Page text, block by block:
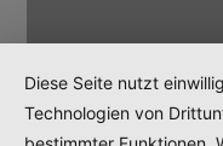
Diese Seite nutzt
Technologien von